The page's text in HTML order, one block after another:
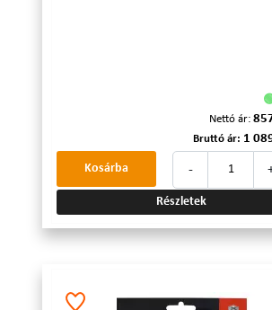
Nettó ár:
Bruttó ár: 1
-
Kosárba
Részletek